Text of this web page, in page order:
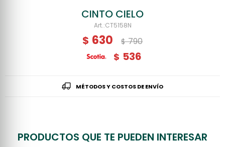
CINTO CIELO
CT5158N
$ 630 $ 790
$ 536
MÉTODOS Y COSTOS DE ENVÍO
PRODUCTOS QUE TE PUEDEN INTERESAR